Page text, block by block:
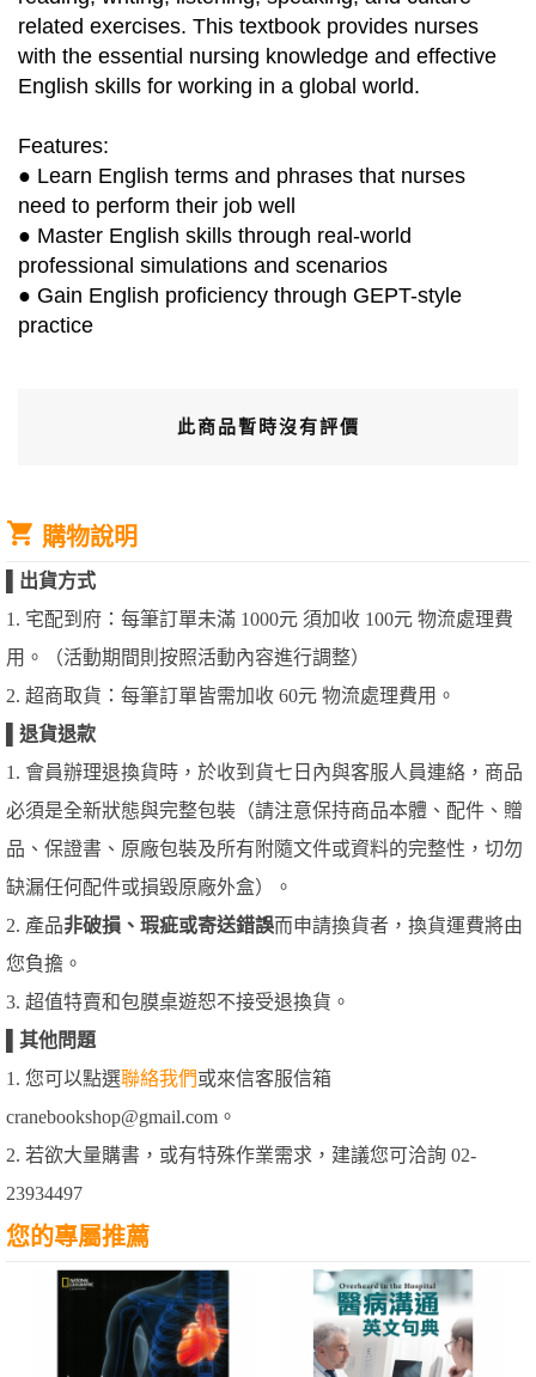
related exercises. This textbook provides nurses
with the essential nursing knowledge and effective
English skills for working in a global world.
Features:
● Learn English terms and phrases that nurses
need to perform their job well
● Master English skills through real-world
professional simulations and scenarios
● Gain English proficiency through GEPT-style
practice
此商品暫時沒有評價
購物說明
出貨方式
1. 宅配到府：每筆訂單未滿 1000元 須加收 100元 物流處理費
用。（活動期間則按照活動內容進行調整）
2. 超商取貨：每筆訂單皆需加收 60元 物流處理費用。
退貨退款
1. 會員辦理退換貨時，於收到貨七日內與客服人員連絡，商品
必須是全新狀態與完整包裝（請注意保持商品本體、配件、贈
品、保證書、原廠包裝及所有附隨文件或資料的完整性，切勿
缺漏任何配件或損毀原廠外盒）。
2. 產品非破損、瑕疵或寄送錯誤而申請換貨者，換貨運費將由
您負擔。
3. 超值特賣和包膜桌遊恕不接受退換貨。
其他問題
1. 您可以點選聯絡我們或來信客服信箱
cranebookshop@gmail.com。
2. 若欲大量購書，或有特殊作業需求，建議您可洽詢 02-
23934497
您的專屬推薦